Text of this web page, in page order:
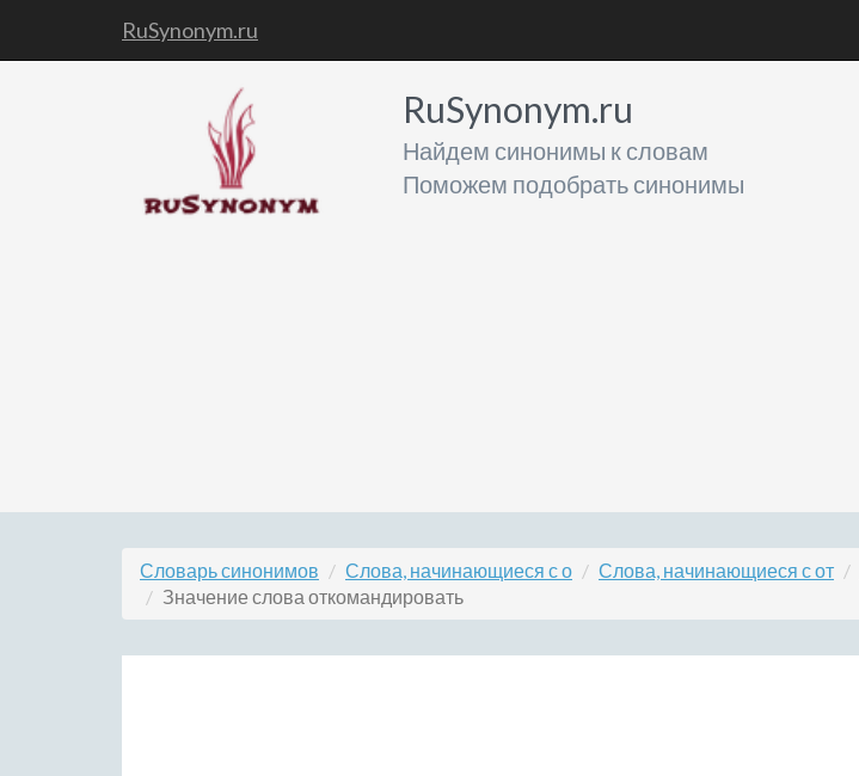
RuSynonym.ru
RuSynonym.ru
Найдем синонимы к словам
Поможем подобрать синонимы
Словарь синонимов Слова, начинающиеся с о Слова, начинающиеся с от
Значение слова откомандировать